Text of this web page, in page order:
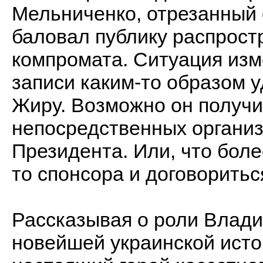
Мельниченко,
баловал публику
компромата. Ситуация
записи каким-то образом
Жиру. Возможно он
непосредственных
Президента. Или, что
то спонсора и
Рассказывая о роли
новейшей украинской